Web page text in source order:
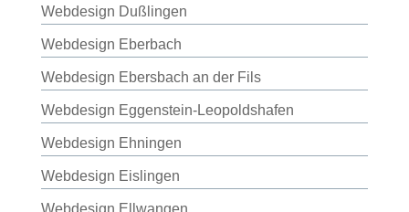
Webdesign Dußlingen
Webdesign Eberbach
Webdesign Ebersbach an der Fils
Webdesign Eggenstein-Leopoldshafen
Webdesign Ehningen
Webdesign Eislingen
Webdesign Ellwangen